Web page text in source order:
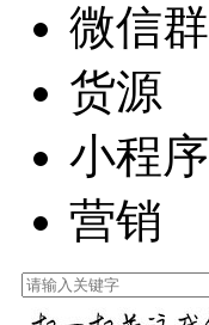
微信群
货源
小程序
营销